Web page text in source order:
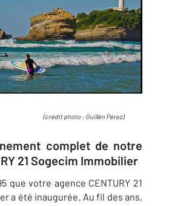
(crédit photo : Guillén Pérez)
complet de notre
21 Sogecim Immobilier
que votre agence CENTURY 21
a été inaugurée. Au fil des ans,